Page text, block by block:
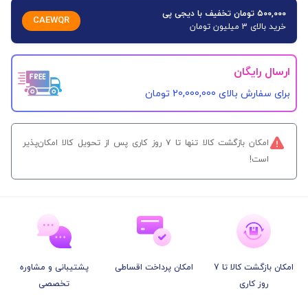
۵۰۰,۰۰۰ تومان تخفیف با دیجی پی
خرید بالای 3 میلیون تومان
CAEWQR
ارسال رایگان
برای سفارش‌ بالای 20,000,000 تومان
امکان بازگشت کالا تنها تا ۷ روز کاری پس از تحویل کالا امکان‌پذیر
است!
امکان بازگشت کالا تا 7
روز کاری
امکان پرداخت اقساطی
پشتیبانی و مشاوره
تخصصی